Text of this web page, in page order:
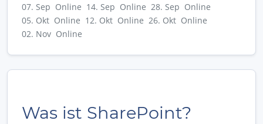
07. Sep Online 14. Sep Online 28. Sep Online
05. Okt Online 12. Okt Online 26. Okt Online
02. Nov Online
Was ist SharePoint?